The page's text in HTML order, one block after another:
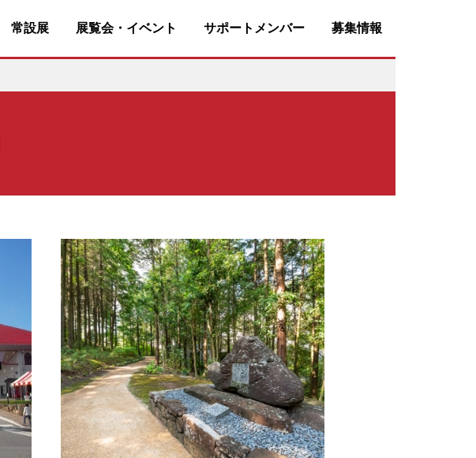
常設展 展覧会・イベント サポートメンバー 募集情報